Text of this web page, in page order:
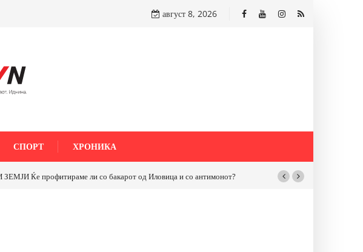
август 8, 2026
СПОРТ ХРОНИКА
профитираме ли со бакарот од Иловица и со антимонот?